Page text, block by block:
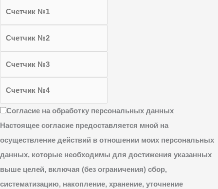
Согласие на обработку персональных данных
Настоящее согласие предоставляется мной на
осуществление действий в отношении моих персональных
данных, которые необходимы для достижения указанных
выше целей, включая (без ограничения) сбор,
систематизацию, накопление, хранение, уточнение